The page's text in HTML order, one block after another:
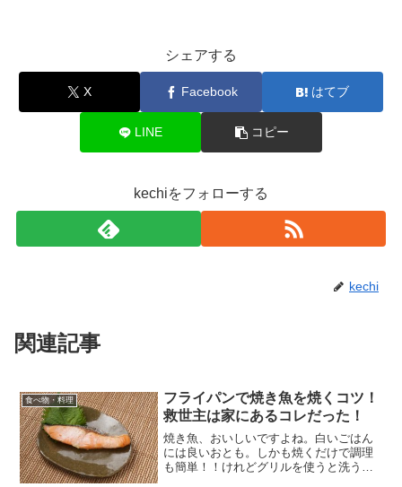
シェアする
X Facebook はてブ
LINE コピー
kechiをフォローする
kechi
関連記事
食べ物・料理
フライパンで焼き魚を焼くコツ！
救世主は家にあるコレだった！
焼き魚、おいしいですよね。白いごはん
には良いおとも。しかも焼くだけで調理
も簡単！！けれどグリルを使うと洗うの